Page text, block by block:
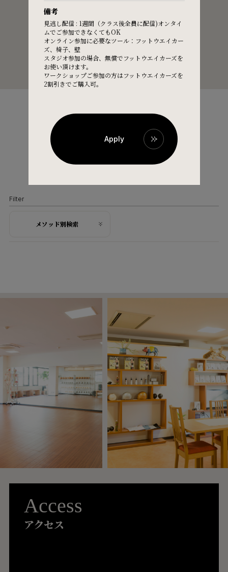
備考
見逃し配信 : 1週間（クラス後全員に配信)オンタイ
ムでご参加できなくてもOK
オンライン参加に必要なツール：フットウエイカー
ズ、椅子、壁
スタジオ参加の場合、無償でフットウエイカーズを
お使い頂けます。
ワークショップご参加の方はフットウエイカーズを
2割引きでご購入可。
Apply
EVENTS
イベント情報
Filter
メソッド別検索
Access
アクセス